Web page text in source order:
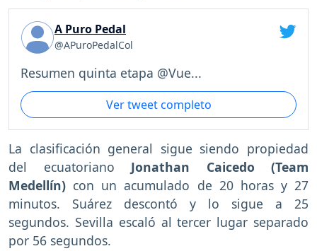
A Puro Pedal
@APuroPedalCol
Resumen quinta etapa @Vue...
Ver tweet completo
La clasificación general sigue siendo propiedad
del ecuatoriano Jonathan Caicedo (Team
Medellín) con un acumulado de 20 horas y 27
minutos. Suárez descontó y lo sigue a 25
segundos. Sevilla escaló al tercer lugar separado
por 56 segundos.